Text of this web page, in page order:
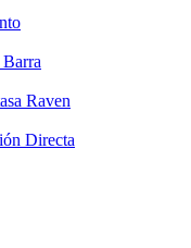
Raven
Directa